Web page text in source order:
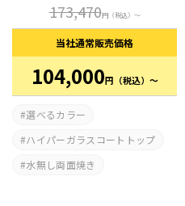
173,470円（税込）～
当社通常販売価格
104,000円 （税込）～
選べるカラー
ハイパーガラスコートトップ
水無し両面焼き